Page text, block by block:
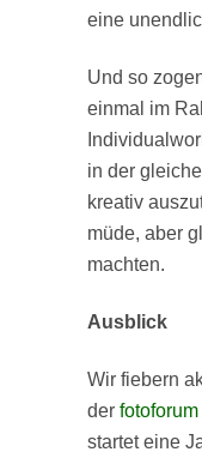
eine
Und so
einmal im
in der
kreativ
müde, aber
machten.
Ausblick
Wir fiebern
derfotoforum
startet eine